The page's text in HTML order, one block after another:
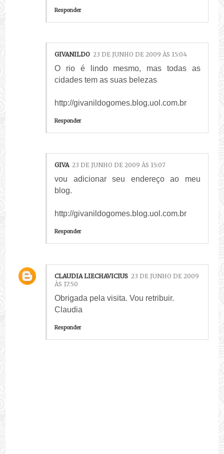
Responder
GIVANILDO 23 DE JUNHO DE 2009 ÀS 15:04
O rio é lindo mesmo, mas todas as
cidades tem as suas belezas
http://givanildogomes.blog.uol.com.br
Responder
GIVA 23 DE JUNHO DE 2009 ÀS 15:07
vou adicionar seu endereço ao meu
blog.
http://givanildogomes.blog.uol.com.br
Responder
CLAUDIA LIECHAVICIUS 23 DE JUNHO DE 2009
ÀS 17:50
Obrigada pela visita. Vou retribuir.
Claudia
Responder